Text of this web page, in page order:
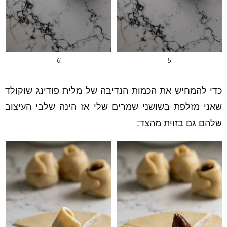
5
6
כדי להמחיש את הכמות הנדיבה של מלית פודינג שוקולד
שאני מזלפת בשושני שמרים שלי אז הינה שלבי העיצוב
שלהם גם בזוית מהצד: